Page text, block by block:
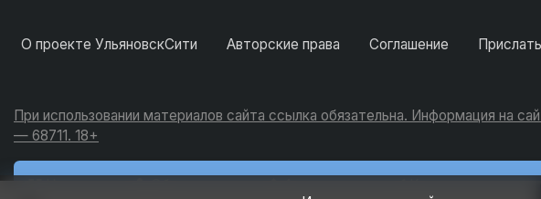
О проекте УльяновскСити Авторские права Соглашение
При использовании материалов сайта ссылка обязательна. Информация
— 68711. 18+